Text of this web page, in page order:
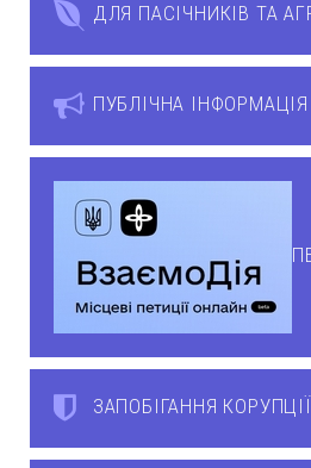
ДЛЯ ПАСІЧНИКІВ ТА
ПУБЛІЧНА ІНФОРМАЦІЯ
ЗАПОБІГАННЯ КОРУПЦІЇ